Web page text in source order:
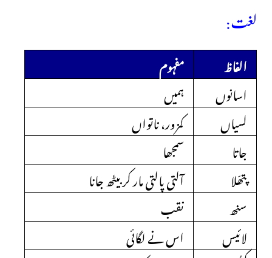
لغت:
الفاظ
مفہوم
اسانوں
ہمیں
لسیاں
کمزور، ناتواں
جاتا
سمجھا
پتھّلا
آلتی پالتی مار کر بیٹھ جانا
سنھ
نقب
لائیس
اس نے لگائی